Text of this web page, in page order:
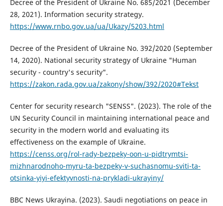
Decree of the President of Ukraine No. 685/2021 (December
28, 2021). Information security strategy.
https://www.rnbo.gov.ua/ua/Ukazy/5203.html
Decree of the President of Ukraine No. 392/2020 (September
14, 2020). National security strategy of Ukraine "Human
security - country's security".
https://zakon.rada.gov.ua/zakony/show/392/2020#Tekst
Center for security research "SENSS". (2023). The role of the
UN Security Council in maintaining international peace and
security in the modern world and evaluating its
effectiveness on the example of Ukraine.
https://censs.org/rol-rady-bezpeky-oon-u-pidtrymtsi-
mizhnarodnoho-myru-ta-bezpeky-v-suchasnomu-sviti-ta-
otsinka-yiyi-efektyvnosti-na-prykladi-ukrayiny/
BBC News Ukrayina. (2023). Saudi negotiations on peace in